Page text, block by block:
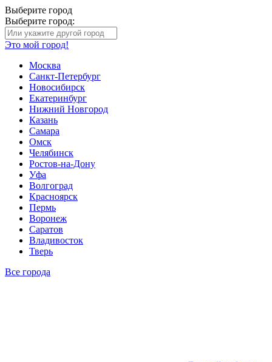
Выберите город
Выберите город:
Это мой город!
Москва
Санкт-Петербург
Новосибирск
Екатеринбург
Нижний Новгород
Казань
Самара
Омск
Челябинск
Ростов-на-Дону
Уфа
Волгоград
Красноярск
Пермь
Воронеж
Саратов
Владивосток
Тверь
Все города